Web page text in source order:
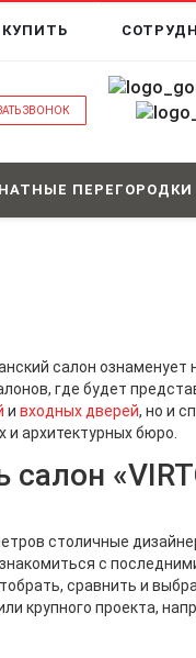
КУПИТЬ
ЗВОНОК
ПЕРЕГОРОДКИ
салон ознаменует
где будет
и входных дверей, но и
и архитектурных бюро.
столичные
с
сравнить и
крупного проекта,